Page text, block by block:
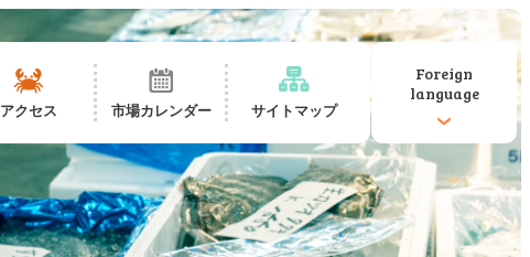
アクセス 市場カレンダー サイトマップ
Foreign
language